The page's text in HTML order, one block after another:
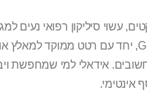
חזקים ושקטים, עשוי סיליקון